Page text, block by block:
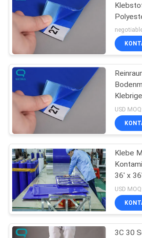
NACHRICHTEN
FORDERN
SIE
EIN
ZITAT
SITEMAP
PRIVACY
POLICY
Cleanroom-
Rolle
Schablonen-
Wischer-Rolle
Zoll
Stück/
USD
Klebe
36' x
Blatt/
USD
3C 30